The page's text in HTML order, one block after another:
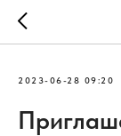
2023-06-28 09:20